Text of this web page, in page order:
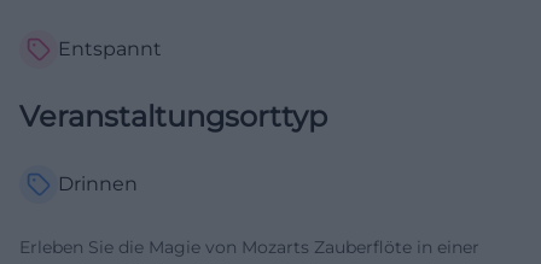
Entspannt
Veranstaltungsorttyp
Drinnen
Erleben Sie die Magie von Mozarts Zauberflöte in einer